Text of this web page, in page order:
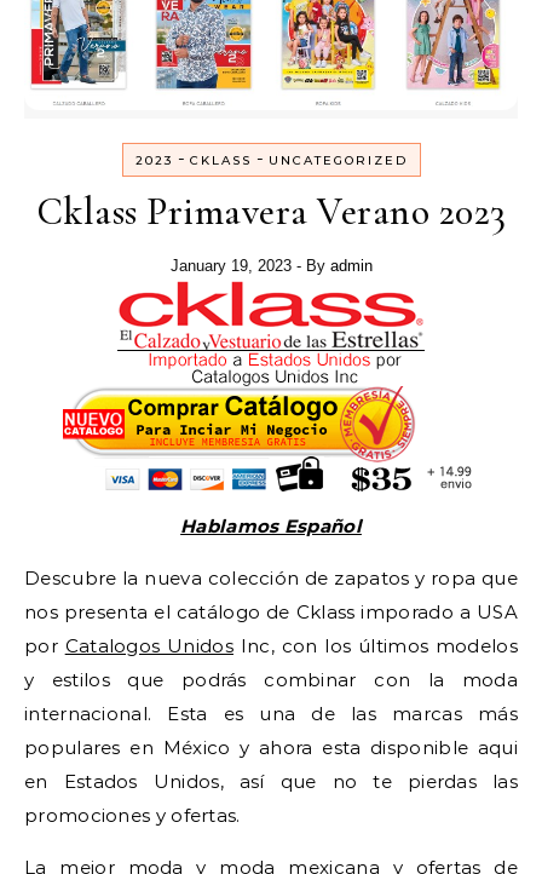
2023 - CKLASS - UNCATEGORIZED
Cklass Primavera Verano 2023
January 19, 2023 - By admin
Hablamos Español
Descubre la nueva colección de zapatos y ropa que
nos presenta el catálogo de Cklass imporado a USA
por Catalogos UnidosInc, con los últimos modelos
y estilos que podrás combinar con la moda
internacional. Esta es una de las marcas más
populares en México y ahora esta disponible aqui
en Estados Unidos, así que no te pierdas las
promociones y ofertas.
La mejor moda y moda mexicana y ofertas de